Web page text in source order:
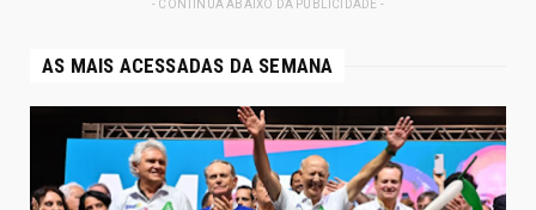
- CONTINUA ABAIXO DA PUBLICIDADE -
AS MAIS ACESSADAS DA SEMANA